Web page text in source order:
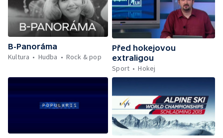
B-Panoráma
Kultura
Hudba Rock & pop
Před hokejovou
extraligou
Sport
Hokej